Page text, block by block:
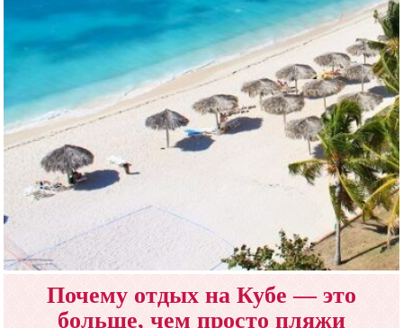
Почему отдых на Кубе — это
больше, чем просто пляжи